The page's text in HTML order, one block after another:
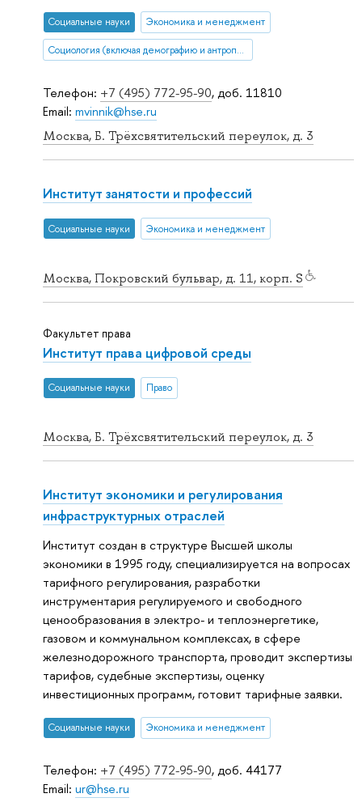
Телефон: +7 (495) 772-95-90, доб. 11810
Email: mvinnik@hse.ru
Москва, Б. Трёхсвятительский переулок, д. 3
Социальные науки Экономика и менеджмент
Социология (включая демографию и антропологию)
Москва, Покровский бульвар, д. 11, корп. S
Институт занятости и профессий
Социальные науки Экономика и менеджмент
Москва, Б. Трёхсвятительский переулок, д. 3
Факультет права
Институт права цифровой среды
Социальные науки Право
Телефон: +7 (495) 772-95-90, доб. 44177
Email: ur@hse.ru
Институт экономики и регулирования
инфраструктурных отраслей
Институт создан в структуре Высшей школы
экономики в 1995 году, специализируется на вопросах
тарифного регулирования, разработки
инструментария регулируемого и свободного
ценообразования в электро- и теплоэнергетике,
газовом и коммунальном комплексах, в сфере
железнодорожного транспорта, проводит экспертизы
тарифов, судебные экспертизы, оценку
инвестиционных программ, готовит тарифные заявки.
Социальные науки Экономика и менеджмент